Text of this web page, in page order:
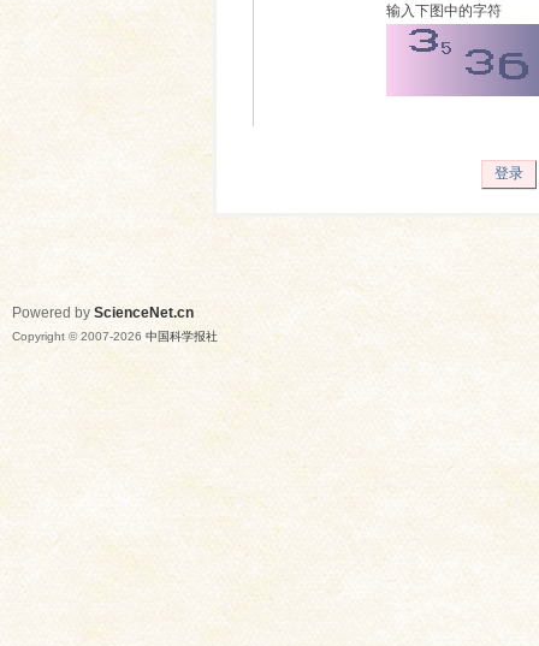
输入下图中的字符
登录
Powered by ScienceNet.cn
Copyright © 2007-2026 中国科学报社